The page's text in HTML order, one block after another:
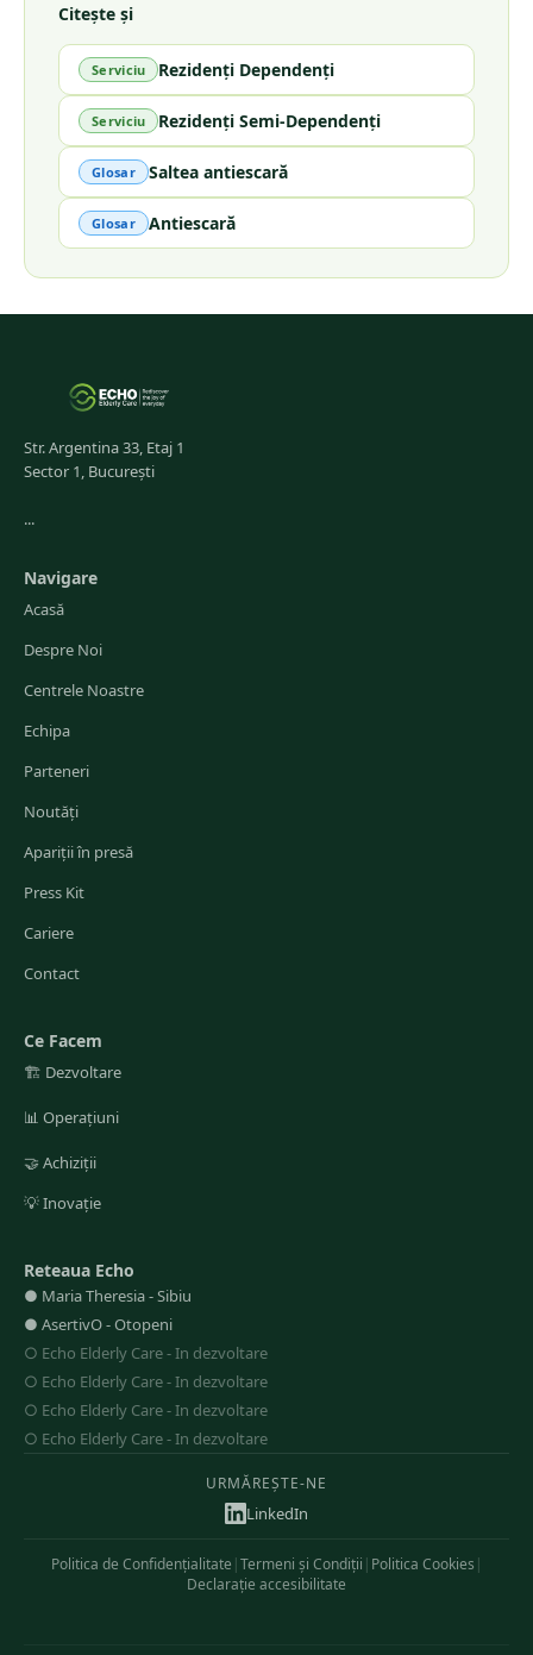
Citește și
Serviciu Rezidenți Dependenți
Serviciu Rezidenți Semi-Dependenți
Glosar Saltea antiescară
Glosar Antiescară
Str. Argentina 33, Etaj 1
Sector 1, București
...
Navigare
Acasă
Despre Noi
Centrele Noastre
Echipa
Parteneri
Noutăți
Apariții în presă
Press Kit
Cariere
Contact
Ce Facem
🏗️ Dezvoltare
📊 Operațiuni
🤝 Achiziții
💡Inovație
Reteaua Echo
● Maria Theresia-Sibiu
● AsertivO-Otopeni
○ Echo Elderly Care-In dezvoltare
○ Echo Elderly Care-In dezvoltare
○ Echo Elderly Care-In dezvoltare
○ Echo Elderly Care-In dezvoltare
URMĂREȘTE-NE
LinkedIn
Politica de Confidențialitate |Termeni și Condiții | Politica Cookies |
Declarație accesibilitate